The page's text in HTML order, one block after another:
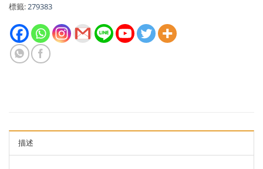
標籤:279383
描述